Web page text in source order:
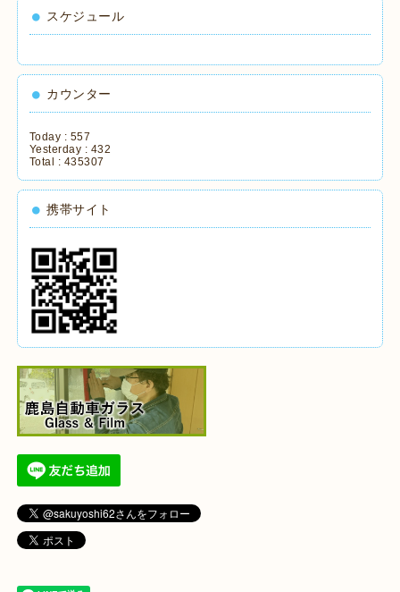
スケジュール
カウンター
Today : 557
Yesterday : 432
Total : 435307
携帯サイト